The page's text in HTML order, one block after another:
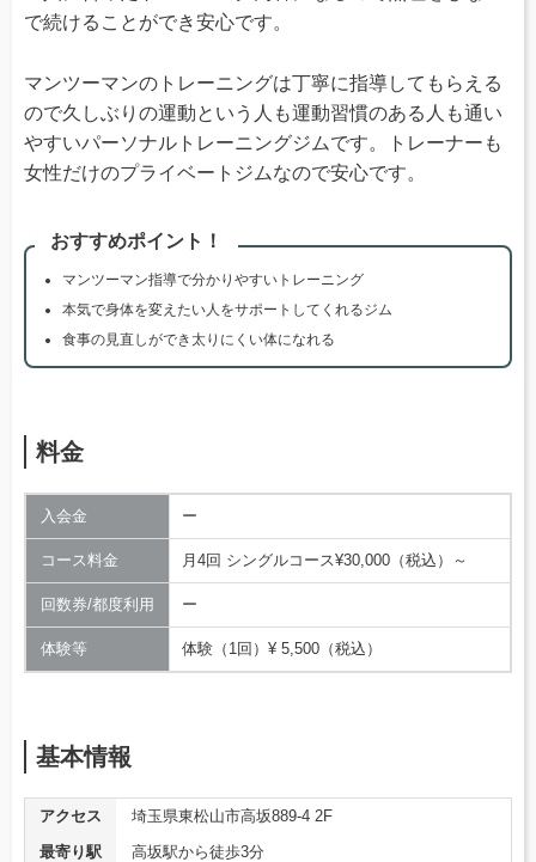
で続けることができ安心です。
マンツーマンのトレーニングは丁寧に指導してもらえる
ので久しぶりの運動という人も運動習慣のある人も通い
やすいパーソナルトレーニングジムです。トレーナーも
女性だけのプライベートジムなので安心です。
おすすめポイント！
マンツーマン指導で分かりやすいトレーニング
本気で身体を変えたい人をサポートしてくれるジム
食事の見直しができ太りにくい体になれる
料金
入会金 ー
コース料金 月4回 シングルコース¥30,000（税込）～
回数券/都度利用 ー
体験等 体験（1回）¥ 5,500（税込）
基本情報
アクセス
埼玉県東松山市高坂889-4 2F
最寄り駅
高坂駅から徒歩3分